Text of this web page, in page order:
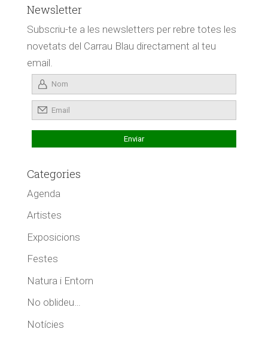
Newsletter
Subscriu-te a les newsletters per rebre totes les
novetats del Carrau Blau directament al teu
email.
Categories
Agenda
Artistes
Exposicions
Festes
Natura i Entorn
No oblideu…
Notícies